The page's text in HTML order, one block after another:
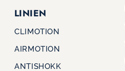
LINIEN
CLIMOTION
AIRMOTION
ANTISHOKK